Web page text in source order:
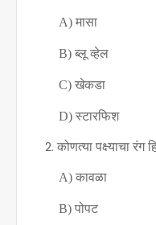
A) मासा
B) ब्लू व्हेल
C) खेकडा
D) स्टारफिश
कोणत्या पक्ष्याचा रंग
A) कावळा
B) पोपट